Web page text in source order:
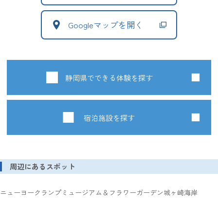
Googleマップを開く
静岡県でできる体験を探す
宿泊施設を探す
周辺にあるスポット
ニューヨークランプミュージアム＆フラワーガーデン城ヶ崎海岸